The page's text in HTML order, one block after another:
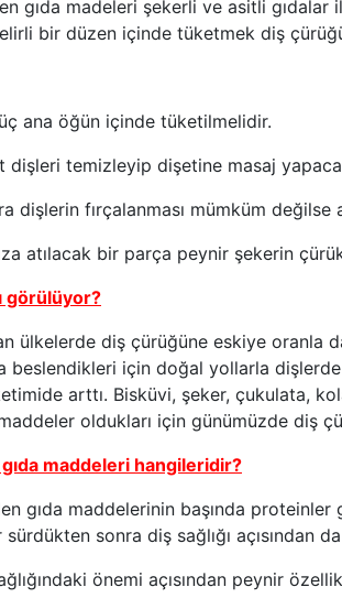
gıda madeleri şekerli ve asitli
bir düzen içinde tüketmek diş
ana öğün içinde tüketilmelidir.
dişleri temizleyip dişetine masaj
dişlerin fırçalanması mümküm
atılacak bir parça peynir şekerin
görülüyor?
diş çürüğüne eskiye oranla
beslendikleri için doğal yollarla
arttı. Bisküvi, şeker, çukulata,
oldukları için günümüzde diş
maddeleri hangileridir?
gıda maddelerinin başında proteinler
sonra diş sağlığı açısından
önemi açısından peynir